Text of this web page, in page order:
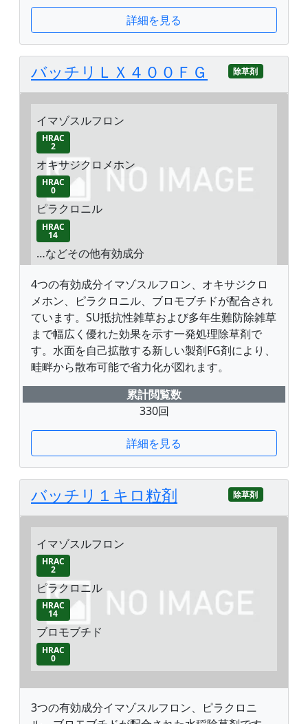
詳細を見る
バッチリＬＸ４００ＦＧ 除草剤
イマゾスルフロン
HRAC
2
オキサジクロメホン
HRAC
0
ピラクロニル
HRAC
14
…などその他有効成分
4つの有効成分イマゾスルフロン、オキサジクロ
メホン、ピラクロニル、ブロモブチドが配合され
ています。SU抵抗性雑草および多年生難防除雑草
まで幅広く優れた効果を示す一発処理除草剤で
す。水面を自己拡散する新しい製剤FG剤により、
畦畔から散布可能で省力化が図れます。
累計閲覧数
330回
詳細を見る
バッチリ１キロ粒剤 除草剤
イマゾスルフロン
HRAC
2
ピラクロニル
HRAC
14
ブロモブチド
HRAC
0
3つの有効成分イマゾスルフロン、ピラクロニ